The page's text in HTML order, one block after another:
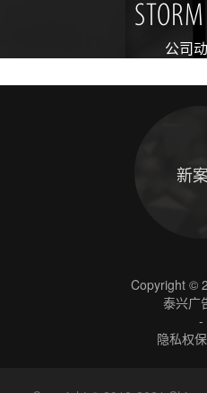
公司
新
Copyright ©
泰兴广
-
隐私权